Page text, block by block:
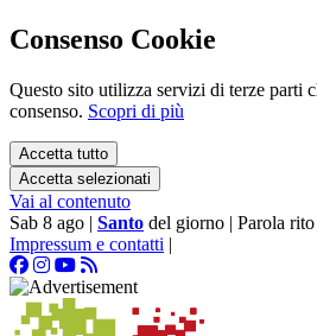
Consenso Cookie
Questo sito utilizza servizi di terze parti
consenso. Scopri di più
Accetta tutto
Accetta selezionati
Vai al contenuto
Sab 8 ago | Santo del giorno | Parola rito
Impressum e contatti |